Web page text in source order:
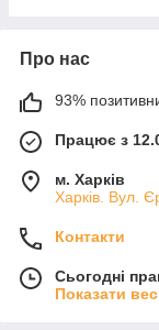
Про нас
93%
Працює з
м. Харків
Харків. Вул.
Контакти
Сьогодні
Показати